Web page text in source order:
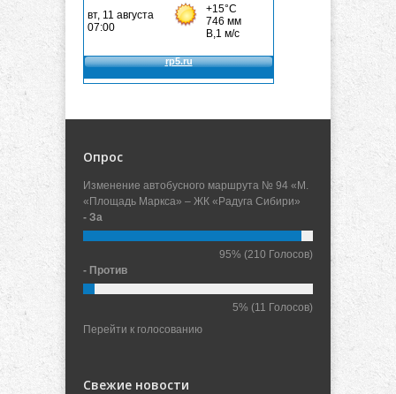
Опрос
Изменение автобусного маршрута № 94 «М.
«Площадь Маркса» – ЖК «Радуга Сибири»
- За
95% (210 Голосов)
- Против
5% (11 Голосов)
Перейти к голосованию
Свежие новости